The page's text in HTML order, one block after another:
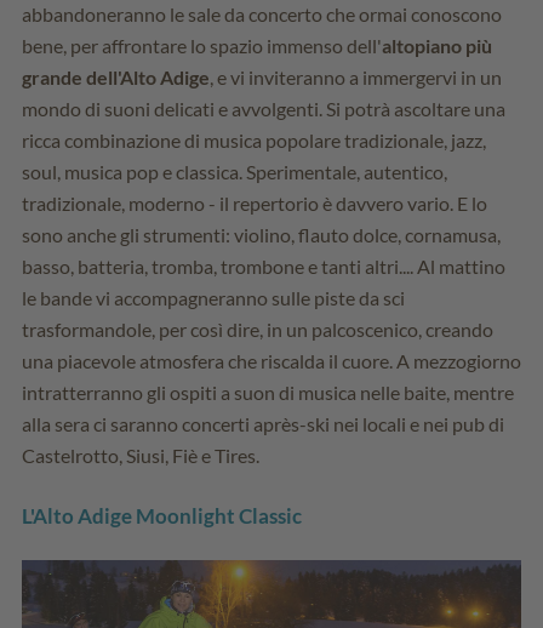
abbandoneranno le sale da concerto che ormai conoscono
bene, per affrontare lo spazio immenso dell'altopiano più
grande dell'Alto Adige , e vi inviteranno a immergervi in un
mondo di suoni delicati e avvolgenti. Si potrà ascoltare una
ricca combinazione di musica popolare tradizionale, jazz,
soul, musica pop e classica. Sperimentale, autentico,
tradizionale, moderno - il repertorio è davvero vario. E lo
sono anche gli strumenti: violino, flauto dolce, cornamusa,
basso, batteria, tromba, trombone e tanti altri.... Al mattino
le bande vi accompagneranno sulle piste da sci
trasformandole, per così dire, in un palcoscenico, creando
una piacevole atmosfera che riscalda il cuore. A mezzogiorno
intratterranno gli ospiti a suon di musica nelle baite, mentre
alla sera ci saranno concerti après-ski nei locali e nei pub di
Castelrotto, Siusi, Fiè e Tires.
L'Alto Adige Moonlight Classic